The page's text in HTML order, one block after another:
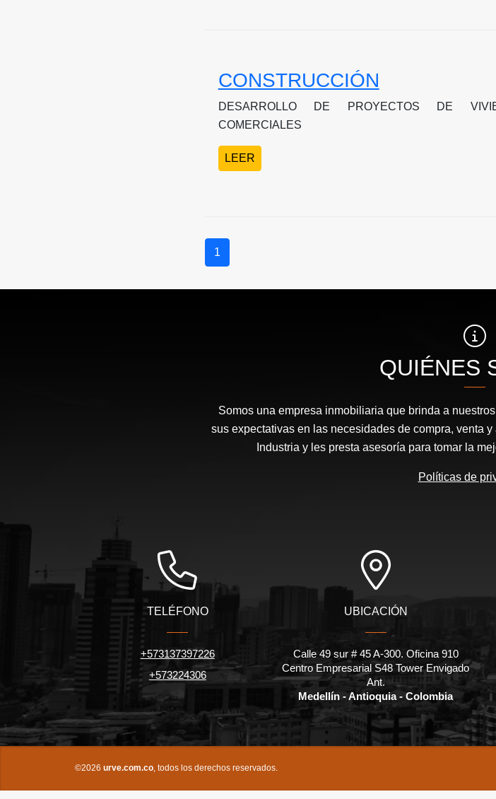
CONSTRUCCIÓN
DESARROLLO DE PROYECTOS DE
COMERCIALES
LEER
1
QUIÉNES
Somos una empresa inmobiliaria que brinda a
sus expectativas en las necesidades de compra, venta
Industria y les presta asesoría para tomar la
Políticas de
TELÉFONO
+573137397226
+573224306
UBICACIÓN
Calle 49 sur # 45 A-300. Oficina 910
Centro Empresarial S48 Tower Envigado
Ant.
Medellín - Antioquia - Colombia
©2026 urve.com.co, todos los derechos reservados.